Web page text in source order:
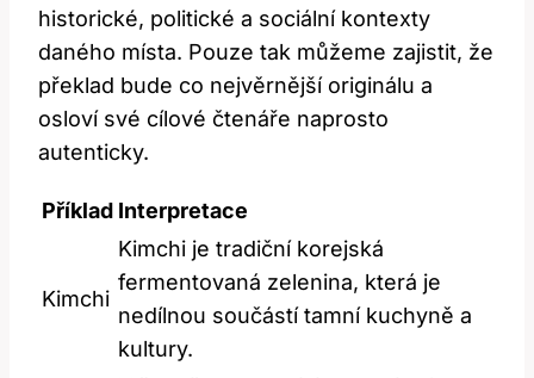
historické, politické a sociální kontexty
daného místa.⁢ Pouze tak můžeme zajistit, že
⁤překlad bude co‌ nejvěrnější originálu a
osloví své cílové ⁢čtenáře naprosto⁣
autenticky.
Příklad Interpretace
Kimchi
Kimchi je tradiční korejská
fermentovaná zelenina, která je
nedílnou ‌součástí tamní kuchyně a
kultury.